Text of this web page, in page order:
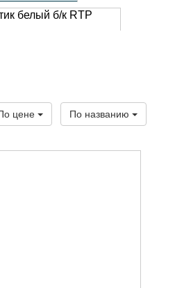
белый б/к RTP
в/к RTP
М10 в/к RTP
оц М8 в/к RTP
цене По названию